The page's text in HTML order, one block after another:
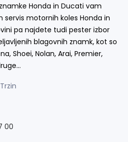
Honda in Ducati vam
servis motornih koles Honda in
pa najdete tudi pester izbor
blagovnih znamk, kot so
Shoei, Nolan, Arai, Premier,
00